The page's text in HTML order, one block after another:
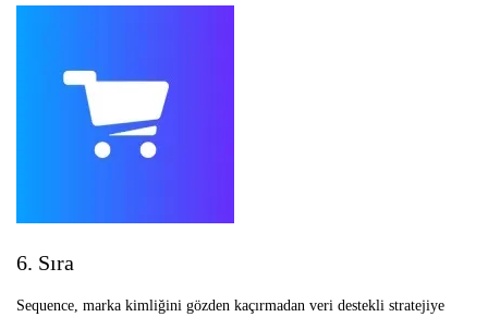
6. Sıra
Sequence, marka kimliğini gözden kaçırmadan veri destekli stratejiye